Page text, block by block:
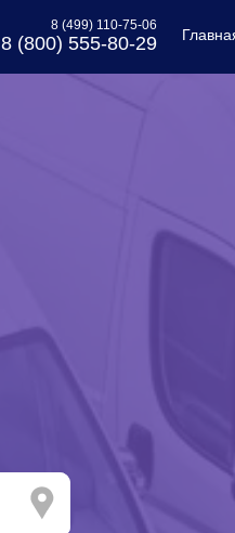
8 (499) 110-75-06
8 (800) 555-80-29